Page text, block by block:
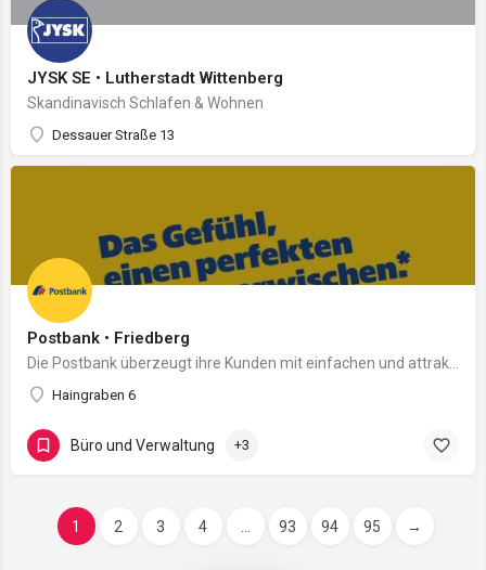
JYSK SE • Lutherstadt Wittenberg
Skandinavisch Schlafen & Wohnen
Dessauer Straße 13
Postbank • Friedberg
Haingraben 6
Büro und Verwaltung +3
1 2 3 4 93 94 95 →